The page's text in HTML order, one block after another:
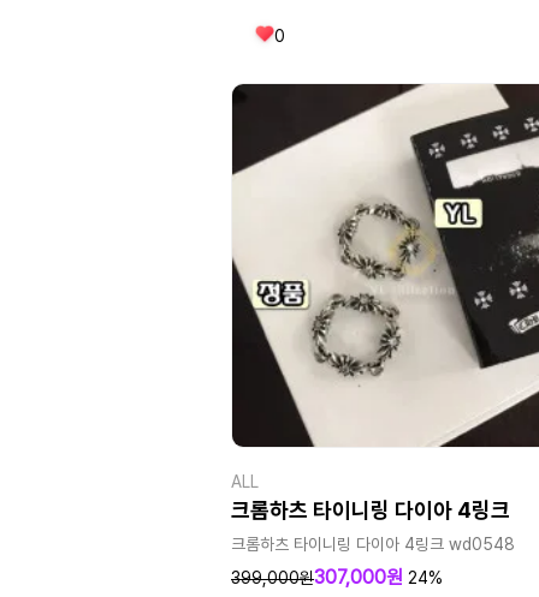
0
ALL
크롬하츠 타이니링 다이아 4링크
크롬하츠 타이니링 다이아 4링크 wd0548
399,000원307,000원 24%